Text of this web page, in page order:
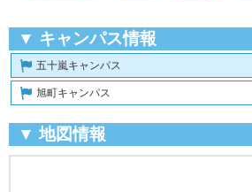
▼ キャンパス情報
五十嵐キャンパス
旭町キャンパス
▼ 地図情報